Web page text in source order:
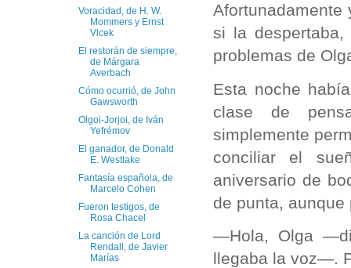
Afortunadamente
si la
problemas de
Esta noche
clase de
simplemente
conciliar el
aniversario de
de punta,
—Hola, Olga
llegaba la voz—.
Voracidad, de H. W.
Mommers y Ernst
Vlcek
El restorán de siempre,
de Márgara
Averbach
Cómo ocurrió, de John
Gawsworth
Olgoi-Jorjoi, de Iván
Yefrémov
El ganador, de Donald
E. Westlake
Fantasía española, de
Marcelo Cohen
Fueron testigos, de
Rosa Chacel
La canción de Lord
Rendall, de Javier
Marías